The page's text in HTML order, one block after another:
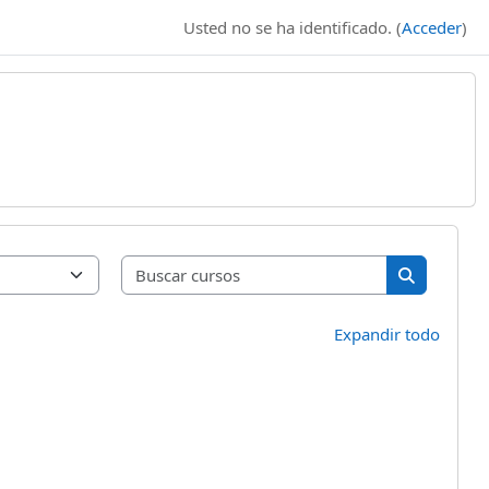
Usted no se ha identificado. (Acceder)
Buscar
Buscar
Expandir todo